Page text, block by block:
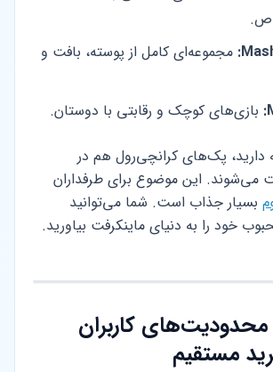
مجموعه‌ای کامل از پوسته، بافت و
بازی‌های کوچک و رقابتی با دوستان.
دارید، پک‌های کرانچی‌رول هم در
می‌شوند. این موضوع برای طرفداران
بسیار جذاب است. شما می‌توانید
خود را به دنیای ماینکرفت بیاورید.
کاربران
مستقیم